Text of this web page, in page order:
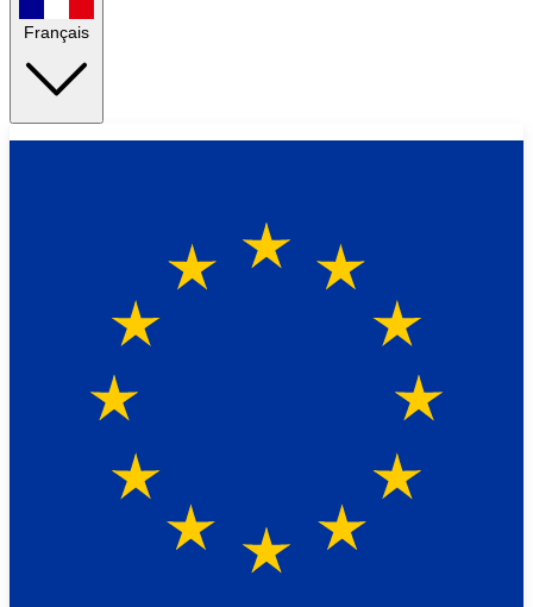
Français